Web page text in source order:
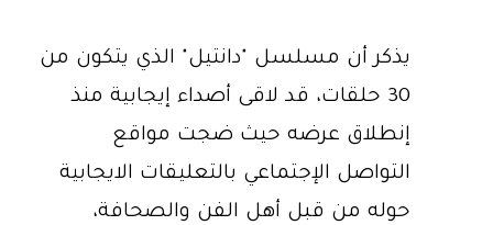
يذكر أن مسلسل "دانتيل" الذي يتكون من
30 حلقات، قد لاقى أصداء إيجابية منذ
إنطلاق عرضه حيث ضجت مواقع
التواصل الإجتماعي بالتعليقات الايجابية
حوله من قبل أهل الفن والصحافة،